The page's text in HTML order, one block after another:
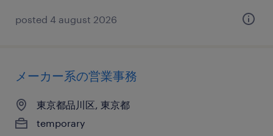
posted 4 august 2026
メーカー系の営業事務
東京都品川区, 東京都
temporary